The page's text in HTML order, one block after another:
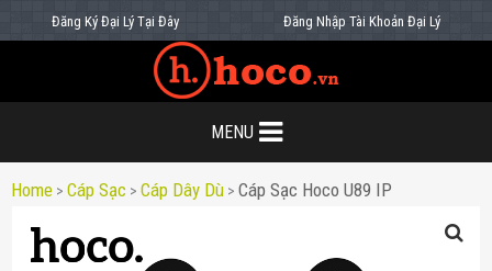
Đăng Ký Đại Lý Tại Đây Đăng Nhập Tài Khoản Đại Lý
MENU
Home > Cáp Sạc > Cáp Dây Dù > Cáp Sạc Hoco U89 IP